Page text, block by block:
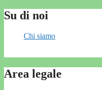
Su di noi
Chi siamo
Area legale